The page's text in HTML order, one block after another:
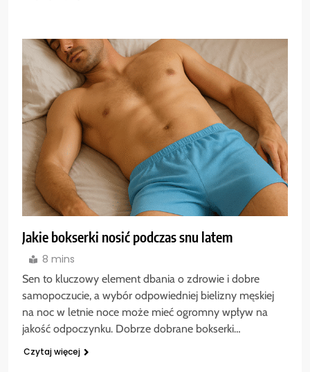
Jakie bokserki nosić podczas snu latem
8 mins
Sen to kluczowy element dbania o zdrowie i dobre
samopoczucie, a wybór odpowiedniej bielizny męskiej
na noc w letnie noce może mieć ogromny wpływ na
jakość odpoczynku. Dobrze dobrane bokserki…
Czytaj więcej